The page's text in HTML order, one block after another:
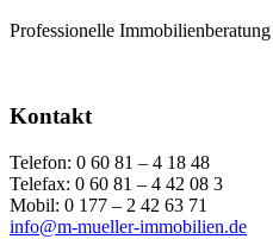
Professionelle Immobilienberatung
Kontakt
Telefon: 0 60 81 – 4 18 48
Telefax: 0 60 81 – 4 42 08 3
Mobil: 0 177 – 2 42 63 71
info@m-mueller-immobilien.de